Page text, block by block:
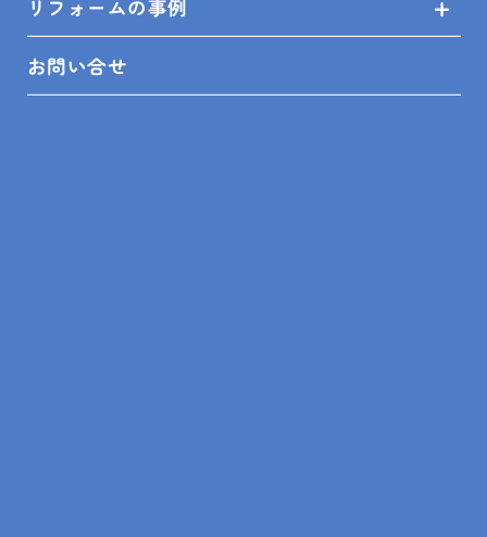
リフォームの事例
お問い合せ
プライバシーポリシー